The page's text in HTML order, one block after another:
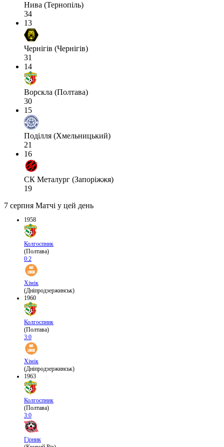
Нива (Тернопіль)
34
13
Чернігів (Чернігів)
31
14
Ворскла (Полтава)
30
15
Поділля (Хмельницький)
21
16
СК Металург (Запоріжжя)
19
7 серпня Матчі у цей день
1958
Колгоспник
(Полтава)
0:2
Хімік
(Дніпродзержинськ)
1960
Колгоспник
(Полтава)
3:0
Хімік
(Дніпродзержинськ)
1963
Колгоспник
(Полтава)
3:0
Гірник